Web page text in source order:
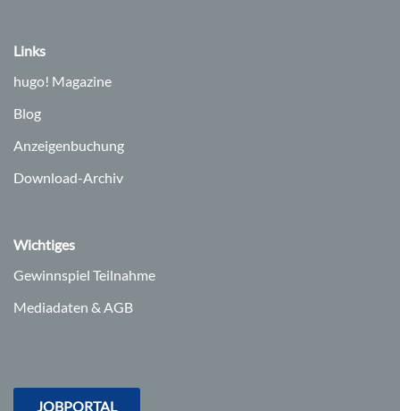
Links
hugo! Magazine
Blog
Anzeigenbuchung
Download-Archiv
Wichtiges
Gewinnspiel Teilnahme
Mediadaten & AGB
JOBPORTAL